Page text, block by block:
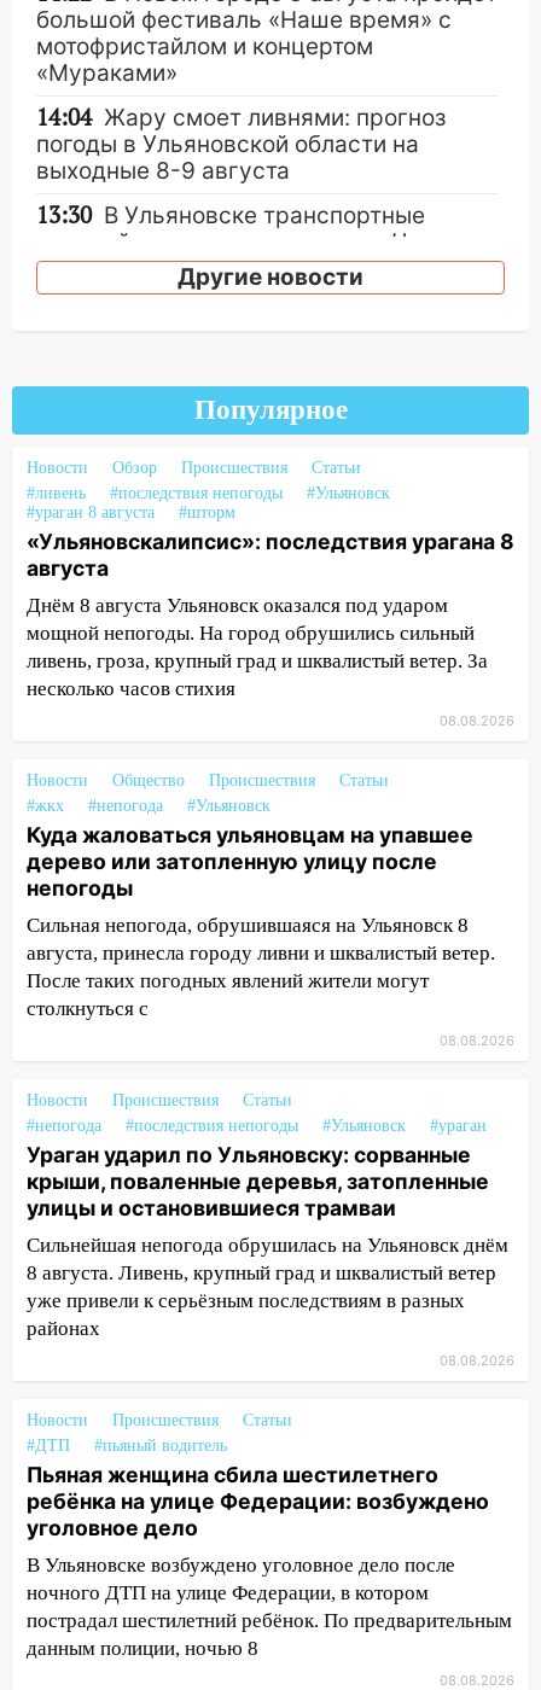
большой фестиваль «Наше время» с
мотофристайлом и концертом
«Мураками»
14:04 Жару смоет ливнями: прогноз
погоды в Ульяновской области на
выходные 8-9 августа
13:30 В Ульяновске транспортные
полицейские проведут акцию «Час
пассажира»
В Димитровграде мужчина
выбросил из машины страйкбольную
гранату: его задержали
12:34 На Ульяновскую область
надвигается сильнейшая непогода: град
и шквал до 27 м/с
12:31 Ульяновец хотел купить иномарку
из Европы и потерял 760 тысяч рублей
12:20 В Чердаклинском районе
столкнулись «Лада» и Chevrolet:
12:00
Где есть бензин в Ульяновске 7
августа: список АЗС
11:50 Заснул рядом с ребёнком и
случайно задушил его: суд вынес
приговор
11:38 В Ленинском районе пожар
полностью уничтожил дачный дом и
В Госдуме предложили отменить
11:25
В Ульяновске ИИ будет выявлять
нарушителей на контейнерных
площадках
11:20 Ульяновская шахматистка
Валерия Клейменова выиграла два
золота в составе сборной мира
11:16 В Ульяновске открыли памятную
доску декабристу Кондратию Рылееву
нашли потерявшегося в заброшенных
садах 79-летнего мужчину
10:26 На нескольких улицах Ульяновска
временно отключили холодную воду
коррупционной схемы при ЦГКБ
отправили в колонию на 7 и 8 лет
09:52 Ночью беспилотники сбили над
соседними Татарстаном и Саратовской
Другие новости
Популярное
Новости Обзор Происшествия
Статьи
#ливень
#последствия непогоды
#Ульяновск
#ураган 8 августа
#шторм
«Ульяновскалипсис»: последствия урагана 8
августа
Днём 8 августа Ульяновск оказался под ударом
мощной непогоды. На город обрушились сильный
ливень, гроза, крупный град и шквалистый ветер. За
несколько часов стихия
08.08.2026
Новости Общество Происшествия
Статьи
#жкх
#непогода #Ульяновск
Куда жаловаться ульяновцам на упавшее
дерево или затопленную улицу после
непогоды
Сильная непогода, обрушившаяся на Ульяновск 8
августа, принесла городу ливни и шквалистый ветер.
После таких погодных явлений жители могут
столкнуться с
08.08.2026
Новости Происшествия
Статьи
#непогода
#последствия непогоды #Ульяновск #ураган
Ураган ударил по Ульяновску: сорванные
крыши, поваленные деревья, затопленные
улицы и остановившиеся трамваи
Сильнейшая непогода обрушилась на Ульяновск днём
8 августа. Ливень, крупный град и шквалистый ветер
уже привели к серьёзным последствиям в разных
районах
08.08.2026
Новости Происшествия
Статьи
#ДТП
#пьяный водитель
Пьяная женщина сбила шестилетнего
ребёнка на улице Федерации: возбуждено
уголовное дело
В Ульяновске возбуждено уголовное дело после
ночного ДТП на улице Федерации, в котором
пострадал шестилетний ребёнок. По предварительным
данным полиции, ночью 8
08.08.2026